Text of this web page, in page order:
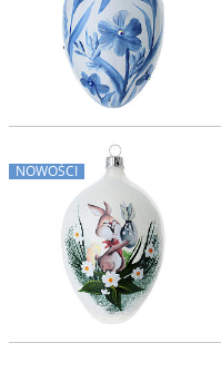
NOWOŚCI